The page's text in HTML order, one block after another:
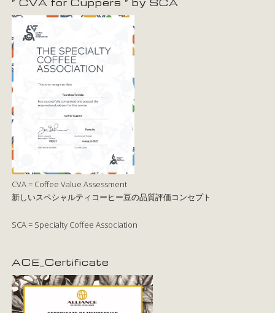
CVA = Coffee Value Assessment
新しいスペシャルティコーヒー豆の品質評価コンセプト
SCA = Specialty Coffee Association
ACE_Certificate